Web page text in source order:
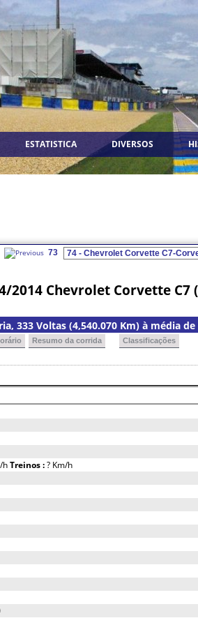
ESTATISTICA DIVERSOS
73
2014 Chevrolet Corvette C7
333 Voltas (4,540.070 Km) à média
Resumo da corrida Classificações
hTreinos :? Km/h